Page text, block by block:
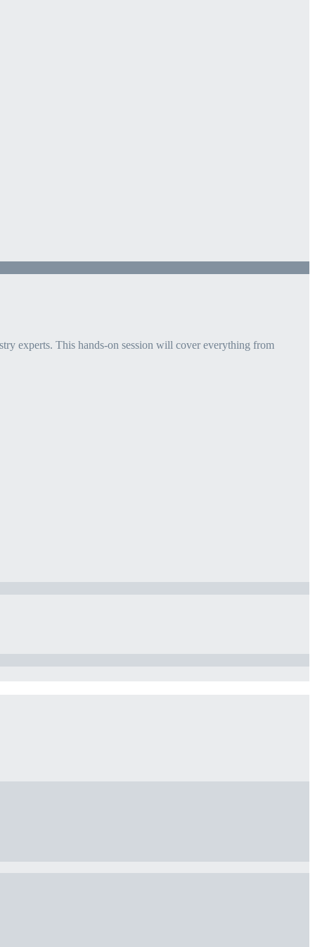
experts. This hands-on session will cover everything from